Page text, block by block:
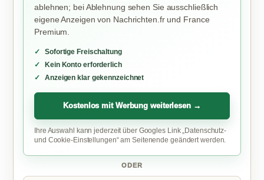
ablehnen; bei Ablehnung sehen Sie ausschließlich
eigene Anzeigen von Nachrichten.fr und France
Premium.
Sofortige Freischaltung
Kein Konto erforderlich
Anzeigen klar gekennzeichnet
Kostenlos mit Werbung weiterlesen →
Ihre Auswahl kann jederzeit über Googles Link „Datenschutz-
und Cookie-Einstellungen“ am Seitenende geändert werden.
ODER